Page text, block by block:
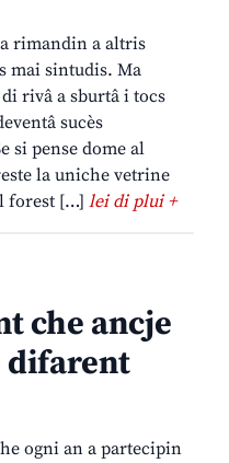
rimandin a altris
mai sintudis. Ma
rivâ a sburtâ i tocs
sucès
si pense dome al
la uniche vetrine
forest […] lei di plui +
che ancje
difarent
ogni an a partecipin